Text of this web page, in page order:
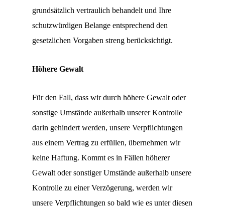
grundsätzlich vertraulich behandelt und Ihre
schutzwürdigen Belange entsprechend den
gesetzlichen Vorgaben streng berücksichtigt.
Höhere Gewalt
Für den Fall, dass wir durch höhere Gewalt oder
sonstige Umstände außerhalb unserer Kontrolle
darin gehindert werden, unsere Verpflichtungen
aus einem Vertrag zu erfüllen, übernehmen wir
keine Haftung. Kommt es in Fällen höherer
Gewalt oder sonstiger Umstände außerhalb unsere
Kontrolle zu einer Verzögerung, werden wir
unsere Verpflichtungen so bald wie es unter diesen